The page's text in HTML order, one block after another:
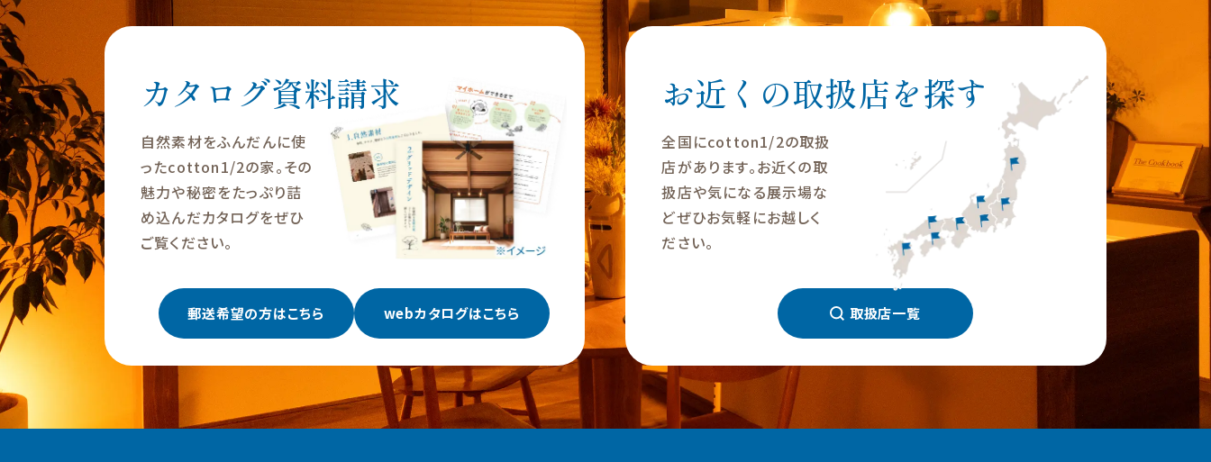
カタログ資料請求
自然素材をふんだんに使
ったcotton1/2の家。その
魅力や秘密をたっぷり詰
め込んだカタログをぜひ
ご覧ください。
郵送希望の方はこちら webカタログはこちら
お近くの取扱店を探す
全国にcotton1/2の取扱
店があります。お近くの取
扱店や気になる展示場な
どぜひお気軽にお越しく
ださい。
取扱店一覧